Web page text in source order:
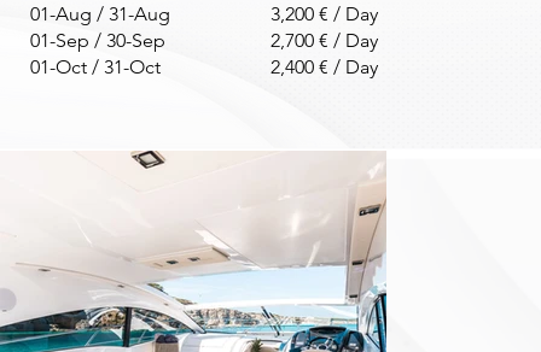
01-Aug / 31-Aug
01-Sep / 30-Sep
01-Oct / 31-Oct
3,200 € / Day
2,700 € / Day
2,400 € / Day